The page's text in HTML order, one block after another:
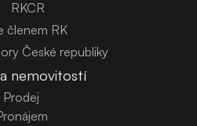
členem RK
České republiky
nemovitostí
Prodej